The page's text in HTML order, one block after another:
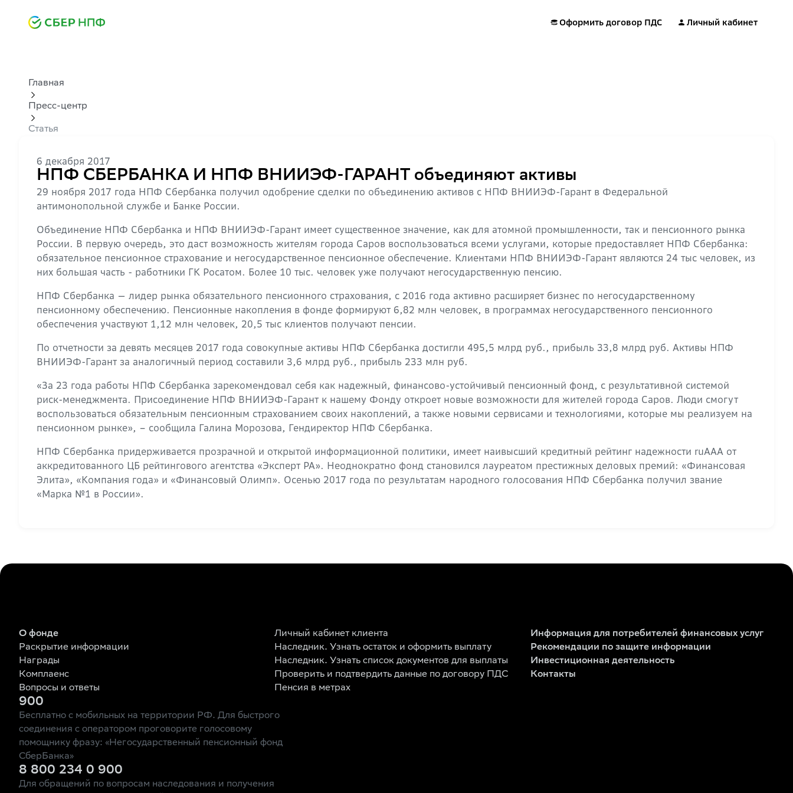
Оформить договор ПДС Личный кабинет
Главная
Пресс-центр
Статья
6 декабря 2017
НПФ СБЕРБАНКА И НПФ ВНИИЭФ-ГАРАНТ объединяют активы
29 ноября 2017 года НПФ Сбербанка получил одобрение сделки по объединению активов с НПФ ВНИИЭФ-Гарант в Федеральной
антимонопольной службе и Банке России.
Объединение НПФ Сбербанка и НПФ ВНИИЭФ-Гарант имеет существенное значение, как для атомной промышленности, так и пенсионного рынка
России. В первую очередь, это даст возможность жителям города Саров воспользоваться всеми услугами, которые предоставляет НПФ Сбербанка:
обязательное пенсионное страхование и негосударственное пенсионное обеспечение. Клиентами НПФ ВНИИЭФ-Гарант являются 24 тыс человек, из
них большая часть - работники ГК Росатом. Более 10 тыс. человек уже получают негосударственную пенсию.
НПФ Сбербанка — лидер рынка обязательного пенсионного страхования, с 2016 года активно расширяет бизнес по негосударственному
пенсионному обеспечению. Пенсионные накопления в фонде формируют 6,82 млн человек, в программах негосударственного пенсионного
обеспечения участвуют 1,12 млн человек, 20,5 тыс клиентов получают пенсии.
По отчетности за девять месяцев 2017 года совокупные активы НПФ Сбербанка достигли 495,5 млрд руб., прибыль 33,8 млрд руб. Активы НПФ
ВНИИЭФ-Гарант за аналогичный период составили 3,6 млрд руб., прибыль 233 млн руб.
«За 23 года работы НПФ Сбербанка зарекомендовал себя как надежный, финансово-устойчивый пенсионный фонд, с результативной системой
риск-менеджмента. Присоединение НПФ ВНИИЭФ-Гарант к нашему Фонду откроет новые возможности для жителей города Саров. Люди смогут
воспользоваться обязательным пенсионным страхованием своих накоплений, а также новыми сервисами и технологиями, которые мы реализуем на
пенсионном рынке», – сообщила Галина Морозова, Гендиректор НПФ Сбербанка.
НПФ Сбербанка придерживается прозрачной и открытой информационной политики, имеет наивысший кредитный рейтинг надежности ruAAA от
аккредитованного ЦБ рейтингового агентства «Эксперт РА». Неоднократно фонд становился лауреатом престижных деловых премий: «Финансовая
Элита», «Компания года» и «Финансовый Олимп». Осенью 2017 года по результатам народного голосования НПФ Сбербанка получил звание
«Марка №1 в России».
О фонде
Раскрытие информации
Награды
Комплаенс
Вопросы и ответы
Личный кабинет клиента
Наследник. Узнать остаток и оформить выплату
Наследник. Узнать список документов для выплаты
Проверить и подтвердить данные по договору ПДС
Пенсия в метрах
Информация для потребителей финансовых услуг
Рекомендации по защите информации
Инвестиционная деятельность
Контакты
900
Бесплатно с мобильных на территории РФ. Для быстрого
соединения с оператором проговорите голосовому
помощнику фразу: «Негосударственный пенсионный фонд
СберБанка»
8 800 234 0 900
Для обращений по вопросам наследования и получения